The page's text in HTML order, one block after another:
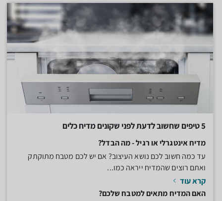
5 טיפים שחשוב לדעת לפני שקונים מדיח כלים
מדיח אינטגרלי או רגיל - מה הבדל?
עד כמה חשוב לכם נושא העיצוב? אם יש לכם מטבח מתוקתק
ואתם רוצים שהמדיח ייראה כמו...
קרא עוד
האם המדיח מתאים למטבח שלכם?